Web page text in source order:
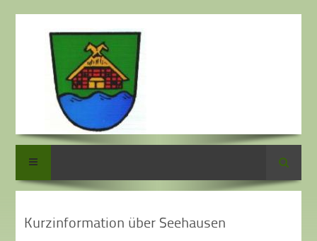
Suche
Kurzinformation über Seehausen